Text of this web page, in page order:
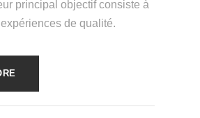
principal objectif consiste à
de qualité.